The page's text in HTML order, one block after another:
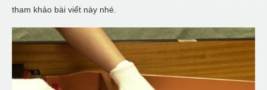
tham khảo bài viết này nhé.